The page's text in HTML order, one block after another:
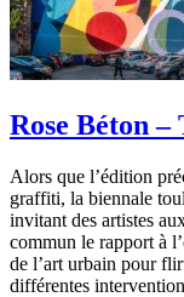
Rose Béton
Alors que l’édition
graffiti, la biennale
invitant des artistes
commun le rapport à
de l’art urbain pour
différentes